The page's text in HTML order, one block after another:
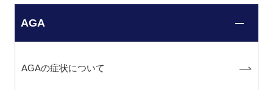
AGA
AGAの症状について